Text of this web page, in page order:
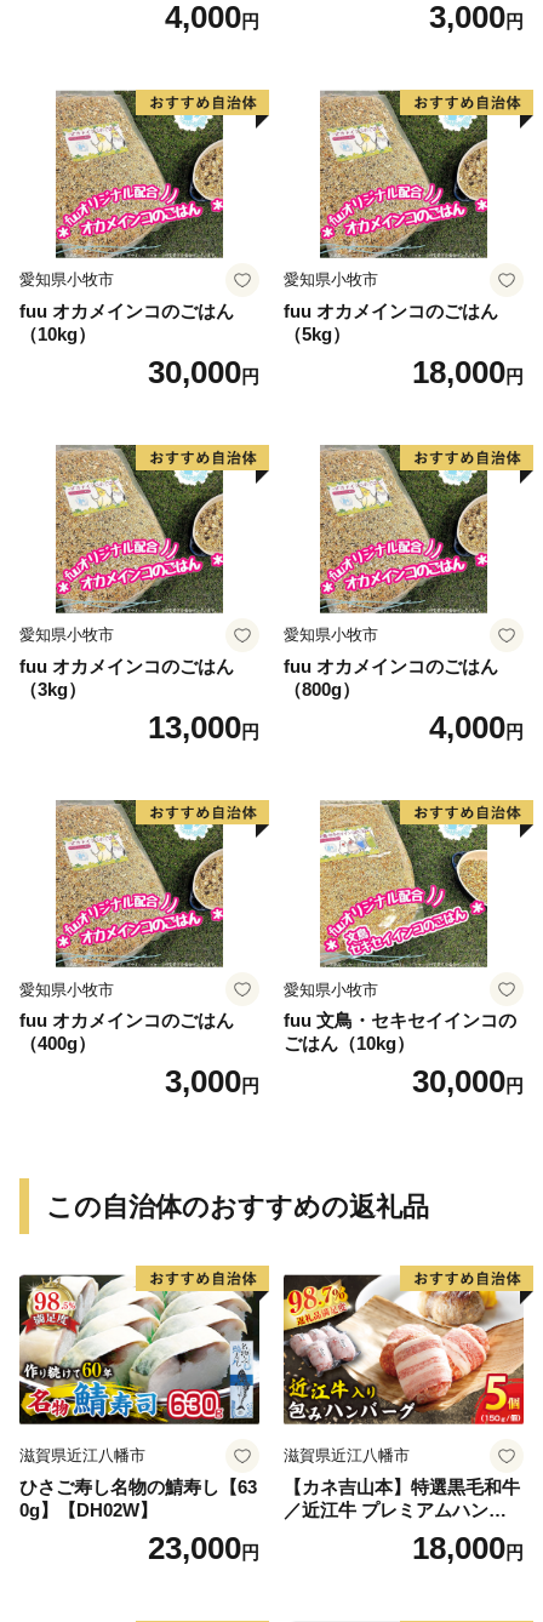
4,000円 3,000円
愛知県小牧市
fuu オカメインコのごはん
（10kg）
30,000円
愛知県小牧市
fuu オカメインコのごはん
（5kg）
18,000円
愛知県小牧市
fuu オカメインコのごはん
（3kg）
13,000円
愛知県小牧市
fuu オカメインコのごはん
（800g）
4,000円
愛知県小牧市
fuu オカメインコのごはん
（400g）
3,000円
愛知県小牧市
fuu 文鳥・セキセイインコの
ごはん（10kg）
30,000円
この自治体のおすすめの返礼品
滋賀県近江八幡市
ひさご寿し名物の鯖寿し【63
0g】【DH02W】
23,000円
滋賀県近江八幡市
【カネ吉山本】特選黒毛和牛
／近江牛 プレミアムハンバ
ーグ 5個箱入【750ｇ（約150
ｇ×5個）】【Y095W】
18,000円